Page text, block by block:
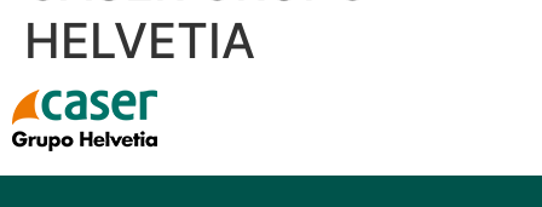
HELVETIA